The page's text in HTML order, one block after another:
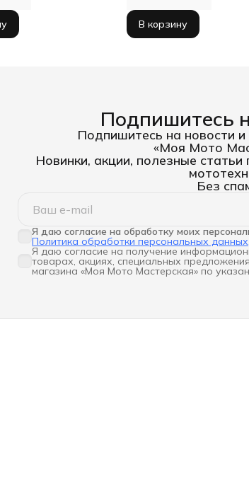
В корзину
Подпишитесь
Подпишитесь на новости
«Моя Мото
Новинки, акции, полезные
Без
Я даю согласие на обработку моих
Политика обработки персональных данных
Я даю согласие на получение
товарах, акциях, специальных
магазина «Моя Мото Мастерская» по